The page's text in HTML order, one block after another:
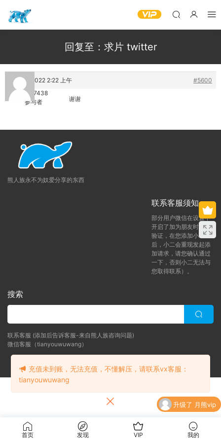
回复至：求片 twitter
28 2 月, 2022 2:22 上午
#5600
a597177438
参与者
谢谢
熊人族永不为奴爱分享的东西
联系客服须知
部分用户微信在设置中
开启了加为朋友时需要
验证，在您添加小二
后，小二会重现发起添
加请求，请您确认通过
一下，否则小二无法与
您取得联系）。
搜索
联系客服 (添加后告诉客服-来自熊人族咨询问题)
微信客服（tianyouwuwang）
首页 发现 VIP 我的
充值未到账，无法充值，不懂解压，请联系vx客服：
tianyouwuwang
升级了 月熊vip
升级了 月熊vip